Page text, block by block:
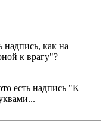
как на
к врагу"?
есть надпись "К